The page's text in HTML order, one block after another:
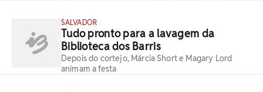
SALVADOR
Tudo pronto para a lavagem da
Biblioteca dos Barris
Depois do cortejo, Márcia Short e Magary Lord
animam a festa